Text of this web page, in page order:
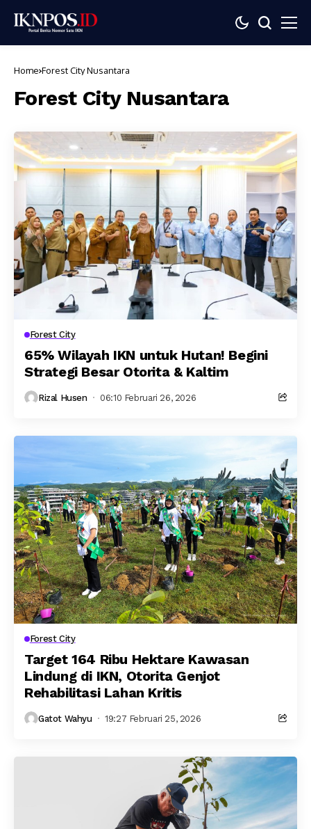
Home Forest City Nusantara
Forest City Nusantara
Forest City
65% Wilayah IKN untuk Hutan! Begini
Strategi Besar Otorita & Kaltim
Rizal Husen 06:10 Februari 26, 2026
Forest City
Target 164 Ribu Hektare Kawasan
Lindung di IKN, Otorita Genjot
Rehabilitasi Lahan Kritis
Gatot Wahyu 19:27 Februari 25, 2026